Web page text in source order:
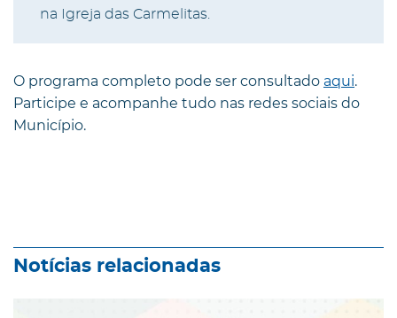
na Igreja das Carmelitas.
O programa completo pode ser consultado aqui.
Participe e acompanhe tudo nas redes sociais do
Município.
Notícias relacionadas